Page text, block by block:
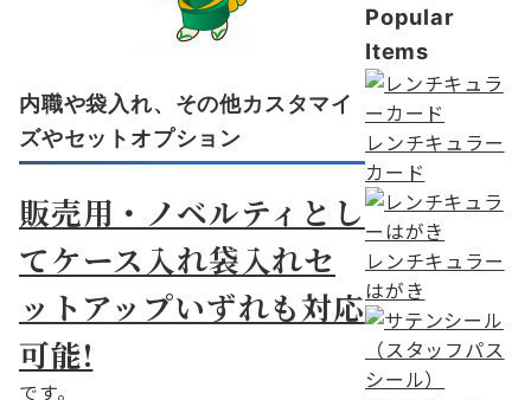
内職や袋入れ、その他カスタマイ
ズやセットオプション
販売用・ノベルティとし
てケース入れ袋入れセ
ットアップいずれも対応
可能!
です。
Popular
Items
レンチキュラー
カード
レンチキュラー
はがき